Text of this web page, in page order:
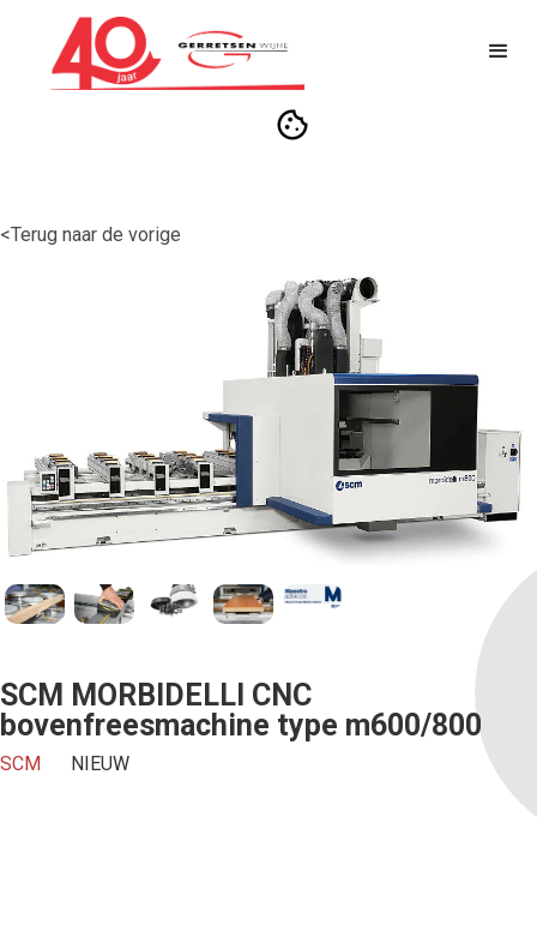
<Terug naar de vorige
SCM MORBIDELLI CNC
bovenfreesmachine type m600/800
SCM NIEUW
Offerte aanvragen